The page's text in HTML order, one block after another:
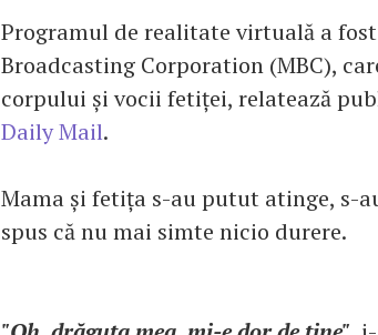
Programul de realitate virtuală a
Broadcasting Corporation (MBC),
corpului și vocii fetiței, relatează
Daily Mail.
Mama și fetița s-au putut atinge, s-
spus că nu mai simte nicio durere.